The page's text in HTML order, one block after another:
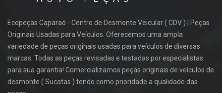
Ecopeças Caparaó - Centro de Desmonte Veicular ( CDV ) | Peças
Originais Usadas para Veículos. Oferecemos uma ampla
variedade de peças originais usadas para veículos de diversas
marcas. Todas as peças revisadas e testadas por especialistas
para sua garantia! Comercializamos peças originais de veículos de
desmonte ( Sucatas ) tendo como prioridade a qualidade das